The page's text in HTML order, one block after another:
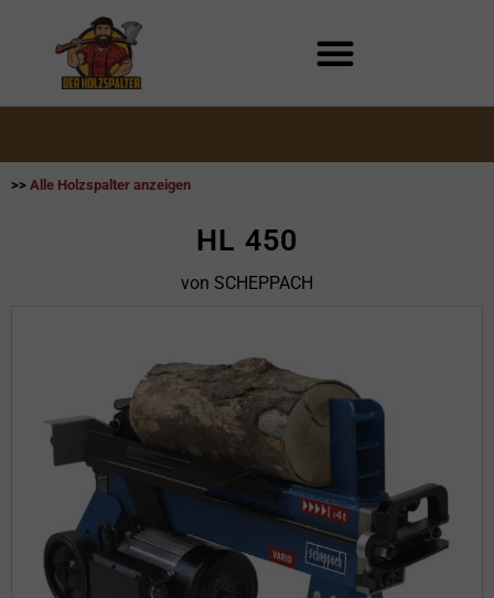
>> Alle Holzspalter anzeigen
HL 450
von SCHEPPACH